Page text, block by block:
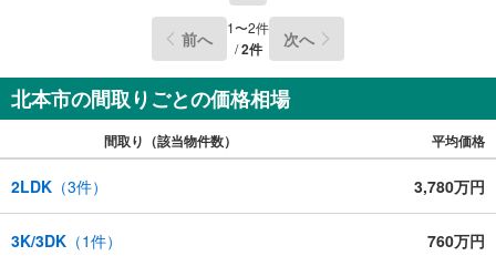
前へ 1〜2件
/2件 次へ
北本市の間取りごとの価格相場
間取り（該当物件数） 平均価格
2LDK （3件） 3,780万円
3K/3DK （1件） 760万円